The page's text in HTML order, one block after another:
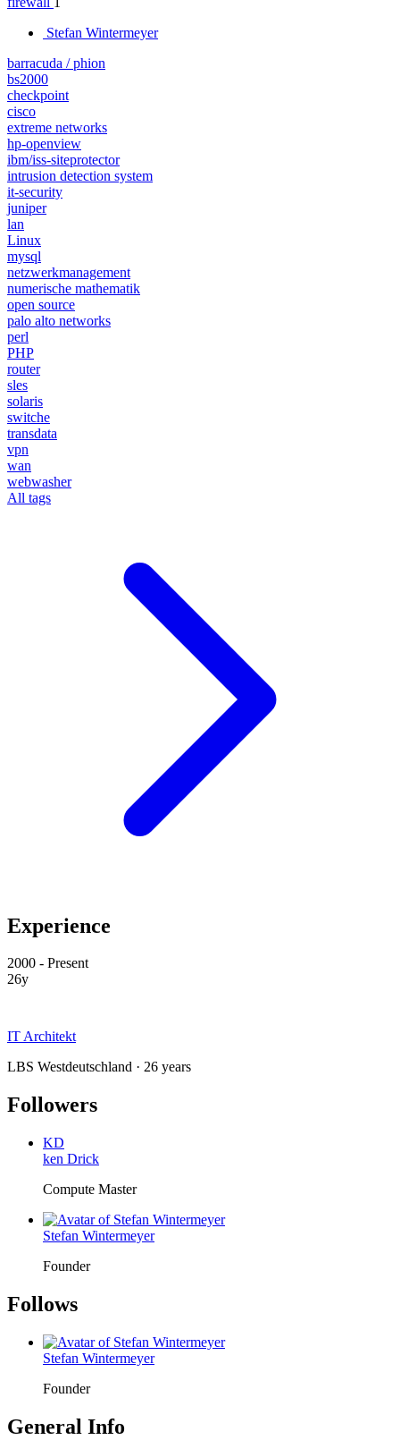
Stefan Wintermeyer
barracuda / phion
bs2000
checkpoint
cisco
extreme networks
hp-openview
ibm/iss-siteprotector
intrusion detection system
it-security
juniper
lan
Linux
mysql
netzwerkmanagement
numerische mathematik
open source
palo alto networks
perl
PHP
router
sles
solaris
switche
transdata
vpn
wan
webwasher
All tags
Experience
2000 - Present
26y
IT Architekt
LBS Westdeutschland · 26 years
Followers
KD
ken Drick
Compute Master
Stefan Wintermeyer
Founder
Follows
Stefan Wintermeyer
Founder
General Info